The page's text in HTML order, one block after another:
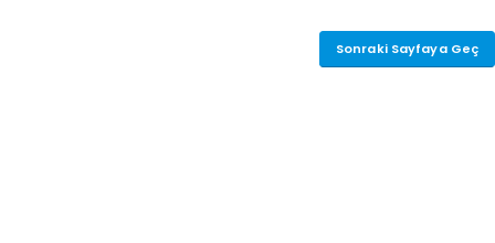
Sonraki Sayfaya Geç